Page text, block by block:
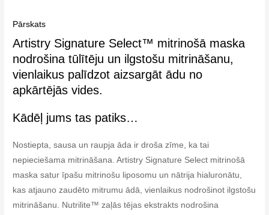
Pārskats
Artistry Signature Select™ mitrinošā maska
nodrošina tūlītēju un ilgstošu mitrināšanu,
vienlaikus palīdzot aizsargāt ādu no
apkārtējās vides.
Kādēļ jums tas patiks…
Nostiepta, sausa un raupja āda ir droša zīme, ka tai
nepieciešama mitrināšana. Artistry Signature Select mitrinošā
maska satur īpašu mitrinošu liposomu un nātrija hialuronātu,
kas atjauno zaudēto mitrumu ādā, vienlaikus nodrošinot ilgstošu
mitrināšanu. Nutrilite™ zaļās tējas ekstrakts nodrošina